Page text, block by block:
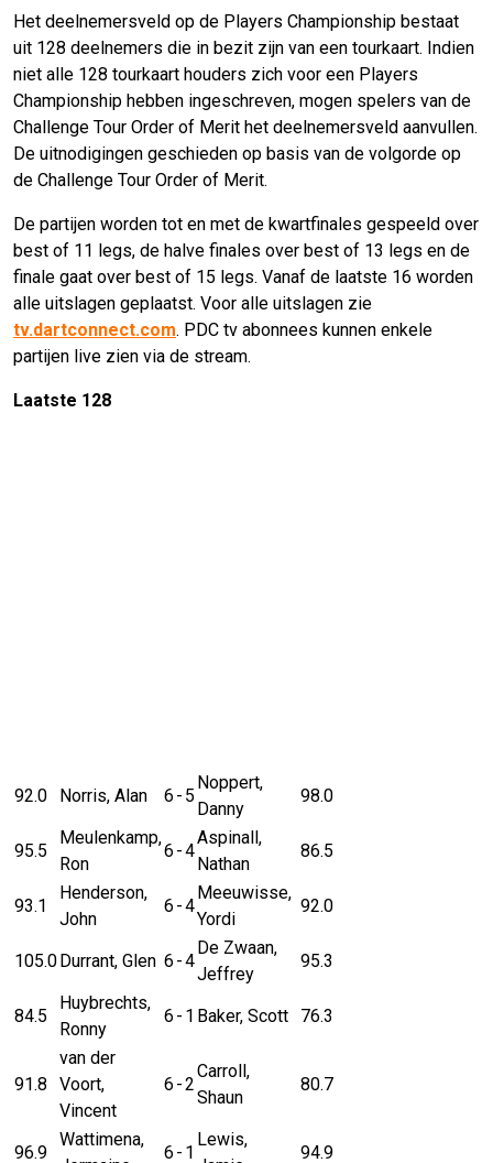
Het deelnemersveld op de Players Championship bestaat
uit 128 deelnemers die in bezit zijn van een tourkaart. Indien
niet alle 128 tourkaart houders zich voor een Players
Championship hebben ingeschreven, mogen spelers van de
Challenge Tour Order of Merit het deelnemersveld aanvullen.
De uitnodigingen geschieden op basis van de volgorde op
de Challenge Tour Order of Merit.
De partijen worden tot en met de kwartfinales gespeeld over
best of 11 legs, de halve finales over best of 13 legs en de
finale gaat over best of 15 legs. Vanaf de laatste 16 worden
alle uitslagen geplaatst. Voor alle uitslagen zie
tv.dartconnect.com. PDC tv abonnees kunnen enkele
partijen live zien via de stream.
Laatste 128
92.0 Norris, Alan 6 - 5
Noppert,
Danny
98.0
95.5
Meulenkamp,
Ron
6 -4
Aspinall,
Nathan
86.5
93.1
Henderson,
John
6 -4
Meeuwisse,
Yordi
92.0
105.0Durrant, Glen 6 -4
De Zwaan,
Jeffrey
95.3
84.5
Huybrechts,
Ronny
6 - 1 Baker, Scott 76.3
91.8
van der
Voort,
Vincent
6 -2
Carroll,
Shaun
80.7
96.9
Wattimena,
6 - 1
Lewis,
94.9